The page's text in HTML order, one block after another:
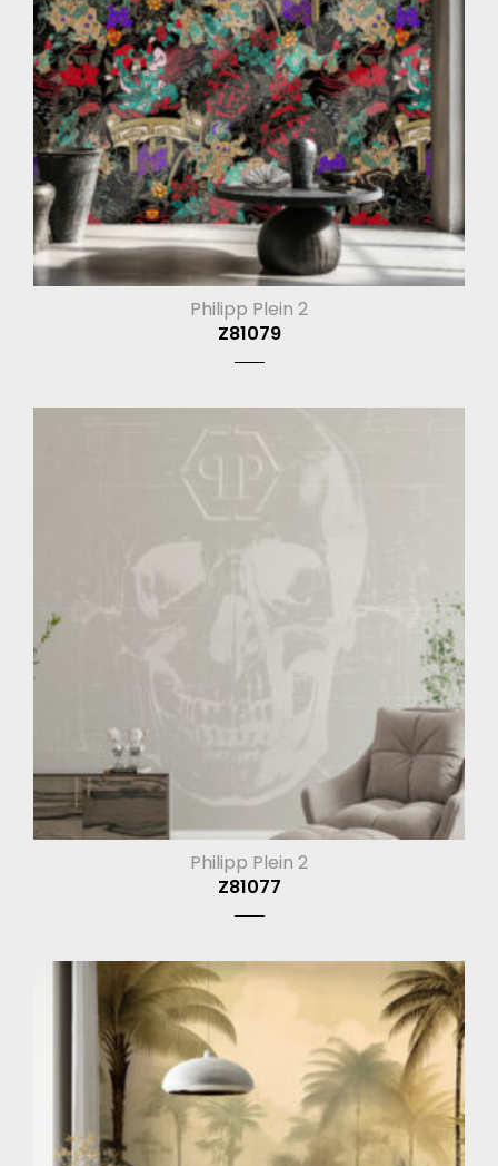
Philipp Plein 2
Z81079
Philipp Plein 2
Z81077